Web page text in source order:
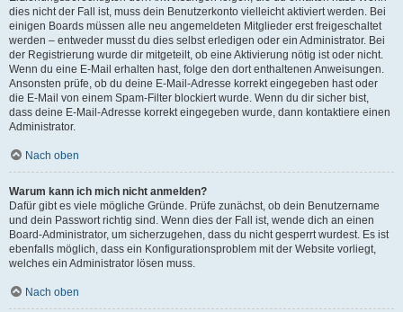
dies nicht der Fall ist, muss dein Benutzerkonto vielleicht aktiviert werden. Bei
einigen Boards müssen alle neu angemeldeten Mitglieder erst freigeschaltet
werden – entweder musst du dies selbst erledigen oder ein Administrator. Bei
der Registrierung wurde dir mitgeteilt, ob eine Aktivierung nötig ist oder nicht.
Wenn du eine E-Mail erhalten hast, folge den dort enthaltenen Anweisungen.
Ansonsten prüfe, ob du deine E-Mail-Adresse korrekt eingegeben hast oder
die E-Mail von einem Spam-Filter blockiert wurde. Wenn du dir sicher bist,
dass deine E-Mail-Adresse korrekt eingegeben wurde, dann kontaktiere einen
Administrator.
Nach oben
Warum kann ich mich nicht anmelden?
Dafür gibt es viele mögliche Gründe. Prüfe zunächst, ob dein Benutzername
und dein Passwort richtig sind. Wenn dies der Fall ist, wende dich an einen
Board-Administrator, um sicherzugehen, dass du nicht gesperrt wurdest. Es ist
ebenfalls möglich, dass ein Konfigurationsproblem mit der Website vorliegt,
welches ein Administrator lösen muss.
Nach oben